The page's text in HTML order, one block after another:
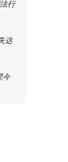
行
达
今